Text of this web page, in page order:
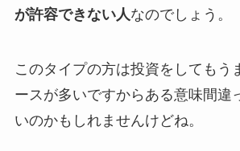
が許容できない人 なのでしょう。
このタイプの方は投資をしてもう
ースが多いですからある意味間違
いのかもしれませんけどね。